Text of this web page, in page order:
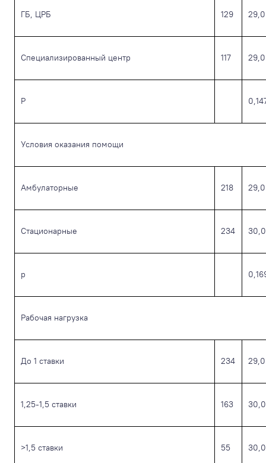
ГБ, ЦРБ 129
Специализированный центр 117
Р
Условия оказания помощи
Амбулаторные 218
Стационарные 234
р
Рабочая нагрузка
До 1 ставки 234
1,25-1,5 ставки 163
>1,5 ставки 55